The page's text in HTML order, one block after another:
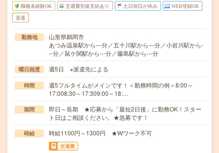
職種未経験OK 交通費別途支給あり 土日祝日が休み WEB登録OK
派遣
勤務地
山形県鶴岡市
あつみ温泉駅から---分／五十川駅から---分／小岩川駅から-
--分／鼠ケ関駅から---分／藤島駅から---分
曜日頻度 週5日 ※派遣先による
時間
週5フルタイムがメインです！＜勤務時間の例＞8:00～
17:008:30～17:309:00～18:…
期間
即日～長期 ★応募から「最短2日後」に勤務OK！スター
ト日はご相談ください。★急募です！
時給 時給1100円～1300円 ★Wワーク不可
交通費